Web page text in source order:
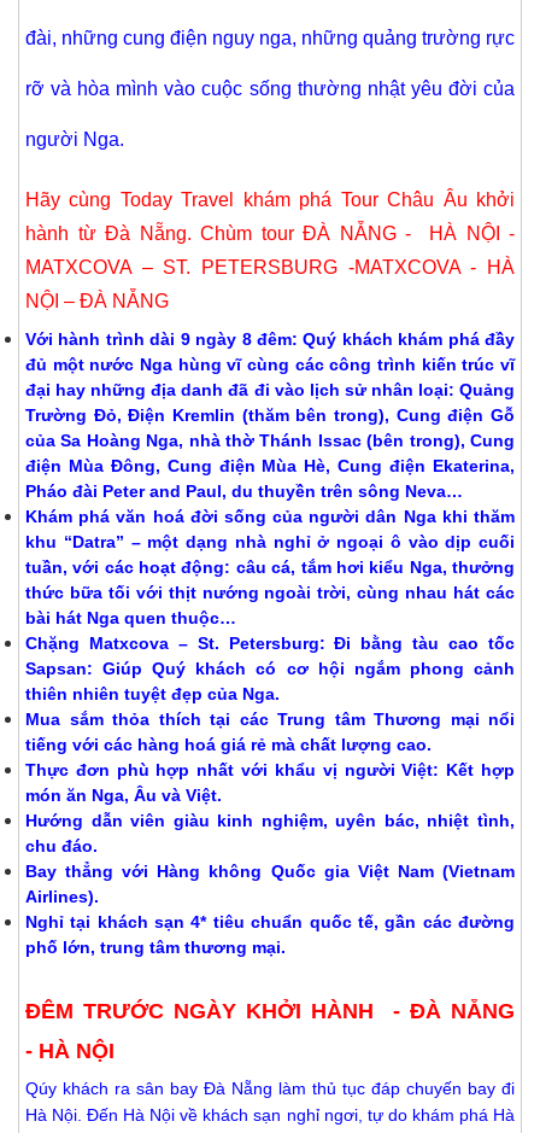
đài, những cung điện nguy nga, những quảng trường rực
rỡ và hòa mình vào cuộc sống thường nhật yêu đời của
người Nga.
Hãy cùng Today Travel khám phá Tour Châu Âu khởi
hành từ Đà Nẵng. Chùm tour ĐÀ NẴNG - HÀ NỘI -
MATXCOVA – ST. PETERSBURG -MATXCOVA - HÀ
NỘI – ĐÀ NẴNG
Với hành trình dài 9 ngày 8 đêm: Quý khách khám phá đầy
đủ một nước Nga hùng vĩ cùng các công trình kiến trúc vĩ
đại hay những địa danh đã đi vào lịch sử nhân loại: Quảng
Trường Đỏ, Điện Kremlin (thăm bên trong), Cung điện Gỗ
của Sa Hoàng Nga, nhà thờ Thánh Issac (bên trong), Cung
điện Mùa Đông, Cung điện Mùa Hè, Cung điện Ekaterina,
Pháo đài Peter and Paul, du thuyền trên sông Neva…
Khám phá văn hoá đời sống của người dân Nga khi thăm
khu “Datra” – một dạng nhà nghỉ ở ngoại ô vào dịp cuối
tuần, với các hoạt động: câu cá, tắm hơi kiểu Nga, thưởng
thức bữa tối với thịt nướng ngoài trời, cùng nhau hát các
bài hát Nga quen thuộc…
Chặng Matxcova – St. Petersburg: Đi bằng tàu cao tốc
Sapsan: Giúp Quý khách có cơ hội ngắm phong cảnh
thiên nhiên tuyệt đẹp của Nga.
Mua sắm thỏa thích tại các Trung tâm Thương mại nổi
tiếng với các hàng hoá giá rẻ mà chất lượng cao.
Thực đơn phù hợp nhất với khẩu vị người Việt: Kết hợp
món ăn Nga, Âu và Việt.
Hướng dẫn viên giàu kinh nghiệm, uyên bác, nhiệt tình,
chu đáo.
Bay thẳng với Hàng không Quốc gia Việt Nam (Vietnam
Airlines).
Nghỉ tại khách sạn 4* tiêu chuẩn quốc tế, gần các đường
phố lớn, trung tâm thương mại.
ĐÊM TRƯỚC NGÀY KHỞI HÀNH - ĐÀ NẴNG
- HÀ NỘI
Qúy khách ra sân bay Đà Nẵng làm thủ tục đáp chuyến bay đi
Hà Nội. Đến Hà Nội về khách sạn nghỉ ngơi, tự do khám phá Hà